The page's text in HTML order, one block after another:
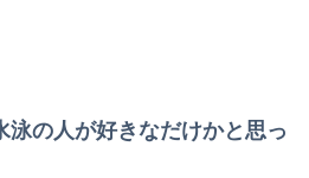
泳の人が好きなだけかと思っ